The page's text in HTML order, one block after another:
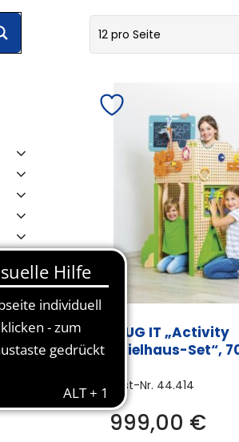
12 pro Seite
PLUG IT „Activity
Spielhaus-Set“,
Best-Nr. 44.414
999,00 €